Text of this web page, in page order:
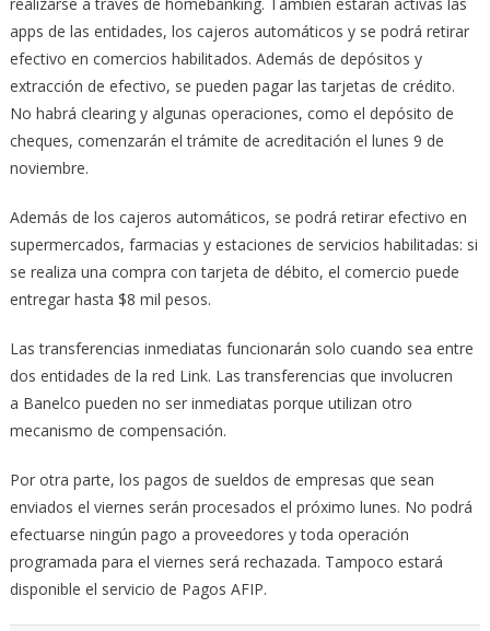
apps de las entidades, los cajeros automáticos y se podrá retirar
efectivo en comercios habilitados. Además de depósitos y
extracción de efectivo, se pueden pagar las tarjetas de crédito.
No habrá clearing y algunas operaciones, como el depósito de
cheques, comenzarán el trámite de acreditación el lunes 9 de
noviembre.
Además de los cajeros automáticos, se podrá retirar efectivo en
supermercados, farmacias y estaciones de servicios habilitadas: si
se realiza una compra con tarjeta de débito, el comercio puede
entregar hasta $8 mil pesos.
Las transferencias inmediatas funcionarán solo cuando sea entre
dos entidades de la red Link. Las transferencias que involucren
a Banelco pueden no ser inmediatas porque utilizan otro
mecanismo de compensación.
Por otra parte, los pagos de sueldos de empresas que sean
enviados el viernes serán procesados el próximo lunes. No podrá
efectuarse ningún pago a proveedores y toda operación
programada para el viernes será rechazada. Tampoco estará
disponible el servicio de Pagos AFIP.